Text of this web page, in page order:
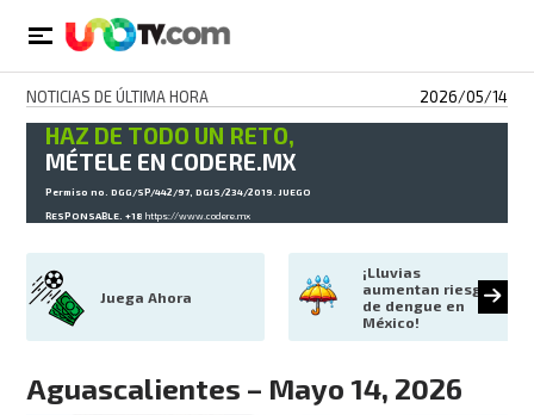
NOTICIAS DE ÚLTIMA HORA 2026/05/14
HAZ DE TODO UN RETO,
MÉTELE EN CODERE.MX
Permiso no. DGG/SP/442/97, DGJS/234/2019. JUEGO
RESPONSABLE. +18https://www.codere.mx
Juega Ahora
¡Lluvias
aumentan riesgo
de dengue en
México!
Aguascalientes – Mayo 14, 2026